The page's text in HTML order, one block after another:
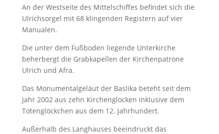
An der Westseite des Mittelschiffes befindet sich die
Ulrichsorgel mit 68 klingenden Registern auf vier
Manualen.
Die unter dem Fußboden liegende Unterkirche
beherbergt die Grabkapellen der Kirchenpatrone
Ulrich und Afra.
Das Monumentalgeläut der Baslika beteht seit dem
Jahr 2002 aus zehn Kirchenglocken inklusive dem
Totenglöckchen aus dem 12. Jahrhundert.
Außerhalb des Langhauses beeindruckt das